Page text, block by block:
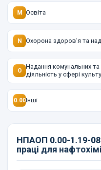
M Освіта
N Охорона здоров'я та
O
Надання комунальних та
діяльність у сфері
0.00Інші
НПАОП 0.00-1.19-08
праці для